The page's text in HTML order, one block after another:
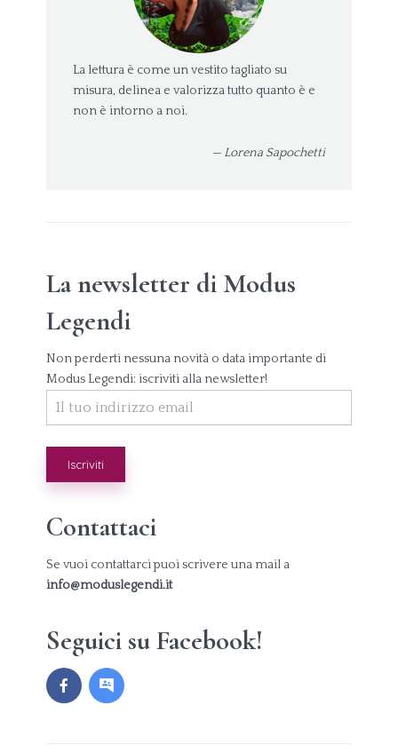
La lettura è come un vestito tagliato su
misura, delinea e valorizza tutto quanto è e
non è intorno a noi.
— Lorena Sapochetti
La newsletter di Modus
Legendi
Non perderti nessuna novità o data importante di
Modus Legendi: iscriviti alla newsletter!
Contattaci
Se vuoi contattarci puoi scrivere una mail a
info@moduslegendi.it
Seguici su Facebook!